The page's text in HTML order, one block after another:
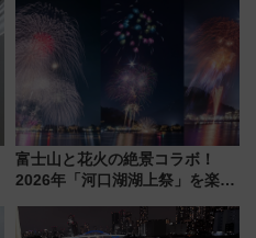
日本初の鉄道デザイン
富士山と花火の絶景コラボ！
2026年「河口湖湖上祭」を楽し
ススメ